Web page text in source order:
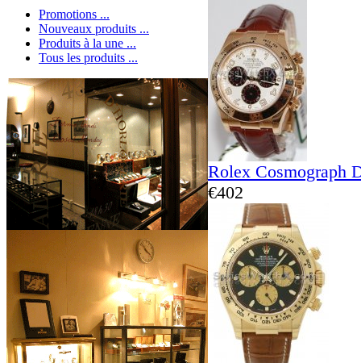
Promotions ...
Nouveaux produits ...
Produits à la une ...
Tous les produits ...
Rolex Cosmograph
€402